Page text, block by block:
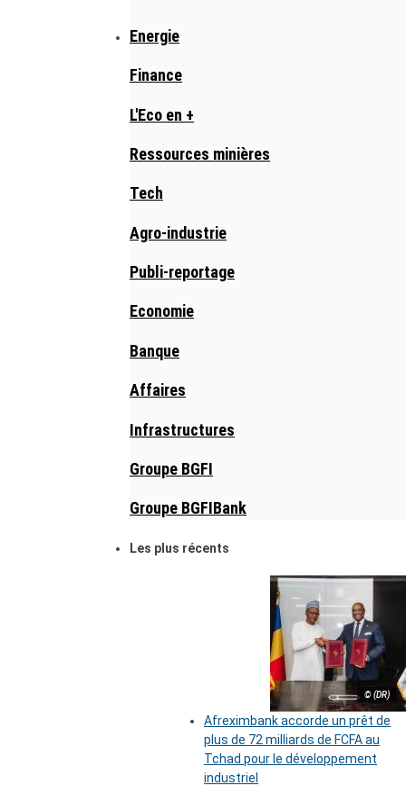
Energie
Finance
L'Eco en +
Ressources minières
Tech
Agro-industrie
Publi-reportage
Economie
Banque
Affaires
Infrastructures
Groupe BGFI
Groupe BGFIBank
Les plus récents
© (DR)
Afreximbank accorde un prêt de
plus de 72 milliards de FCFA au
Tchad pour le développement
industriel